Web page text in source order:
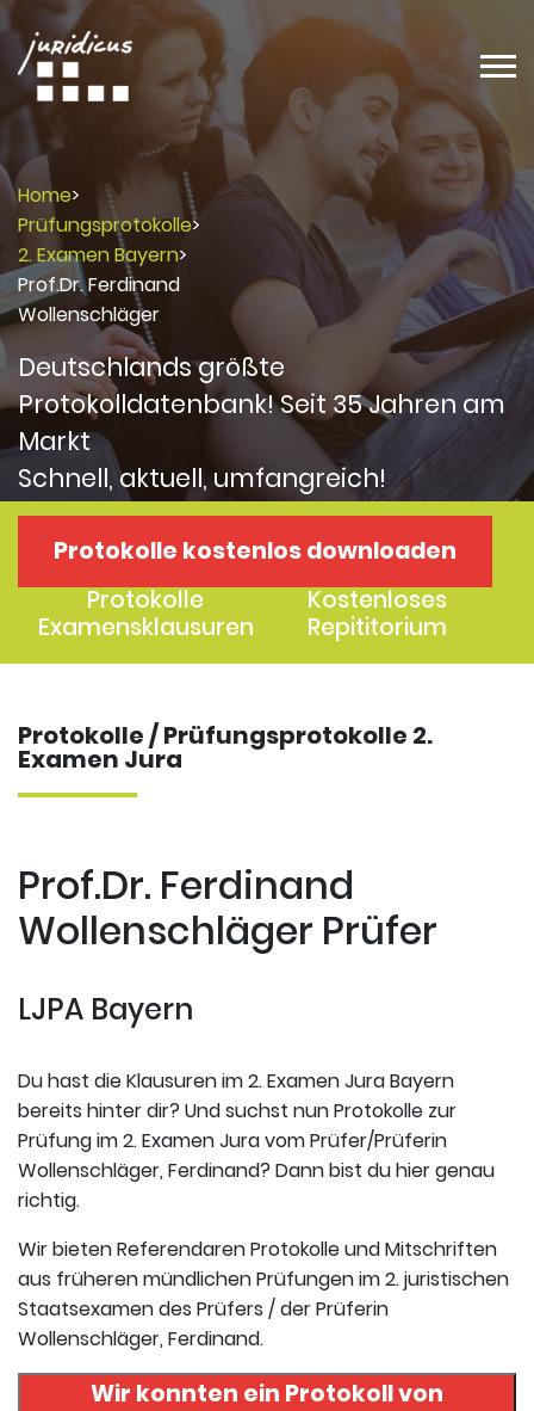
Home>
Prüfungsprotokolle>
2. Examen Bayern>
Prof.Dr. Ferdinand
Wollenschläger
Deutschlands größte
Protokolldatenbank! Seit 35 Jahren am
Markt
Schnell, aktuell, umfangreich!
Protokolle kostenlos downloaden
1. Examen
2. Examen
Protokolle
Examensklausuren
Kostenloses
Repititorium
Protokolle / Prüfungsprotokolle 2.
Examen Jura
Prof.Dr. Ferdinand
Wollenschläger Prüfer
LJPA Bayern
Du hast die Klausuren im 2. Examen Jura Bayern
bereits hinter dir? Und suchst nun Protokolle zur
Prüfung im 2. Examen Jura vom Prüfer/Prüferin
Wollenschläger, Ferdinand? Dann bist du hier genau
richtig.
Wir bieten Referendaren Protokolle und Mitschriften
aus früheren mündlichen Prüfungen im 2. juristischen
Staatsexamen des Prüfers / der Prüferin
Wollenschläger, Ferdinand.
Wir konnten ein Protokoll von